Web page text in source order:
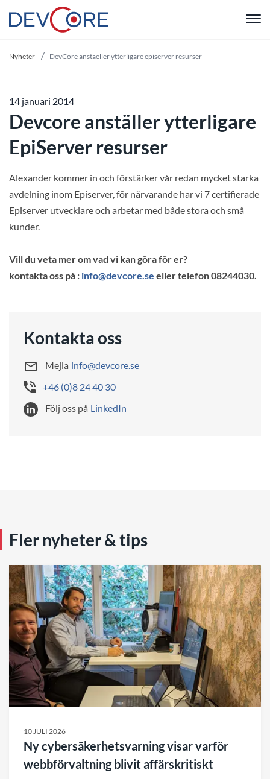
"Nyheter DevCore anstaeller ytterligare episerver resurser
14 januari 2014
Devcore anställer ytterligare
EpiServer resurser
Alexander kommer in och förstärker vår redan mycket starka
avdelning inom Episerver, för närvarande har vi 7 certifierade
Episerver utvecklare och arbetar med både stora och små
kunder.
Vill du veta mer om vad vi kan göra för er?
kontakta oss på : info@devcore.se eller telefon 08244030.
Kontakta oss
Mejla info@devcore.se
+46 (0)8 24 40 30
Följ oss på LinkedIn
Fler nyheter & tips
10 JULI 2026
Ny cybersäkerhetsvarning visar varför
webbförvaltning blivit affärskritiskt